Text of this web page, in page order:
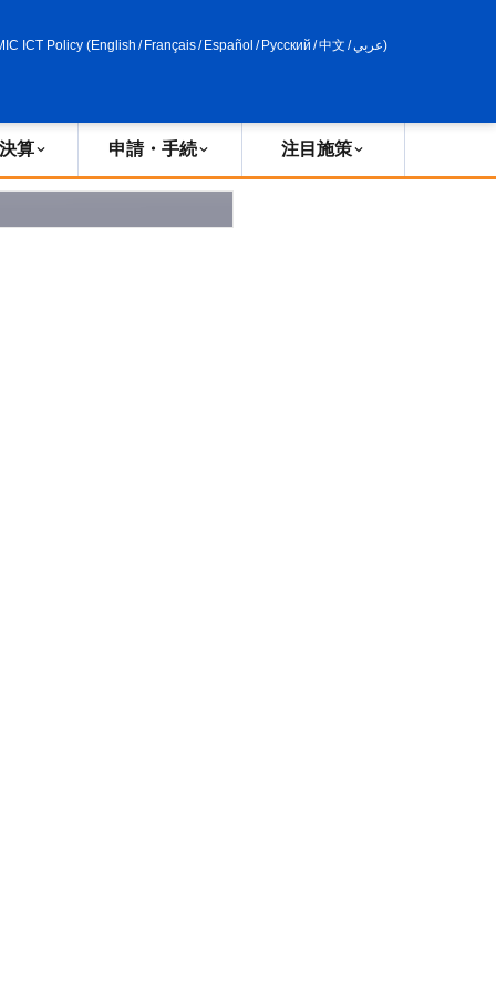
ICT Policy (English / Français/ Español / Русский /中文 /عربي)
算 申請・手続 注目施策